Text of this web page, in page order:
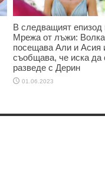
В следващият епизод
Мрежа от лъжи:
посещава Али и Асия
съобщава, че иска да
разведе с Дерин
01.06.2023